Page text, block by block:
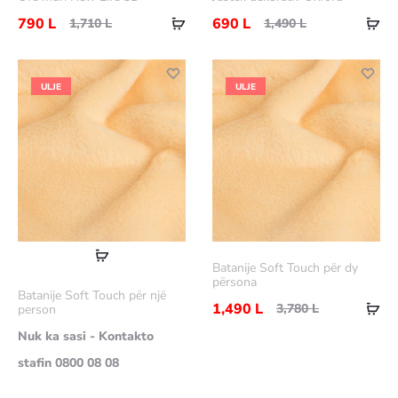
Shtoje
shportë
1,710L
790 L
1,490L
690 L
ULJE
Lexoni
shumë
Batanije Soft Touch për një
person
Nuk ka sasi - Kontakto
stafin 0800 08 08
ULJE
Batanije Soft Touch për dy
përsona
3,780L
1,490 L